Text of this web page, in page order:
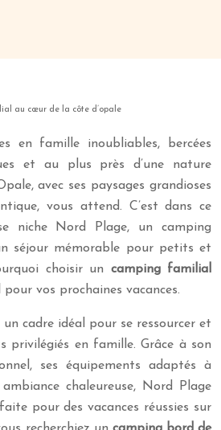
au cœur de la côte d’opale
en famille inoubliables, bercées
et au plus près d’une nature
avec ses paysages grandioses
vous attend. C’est dans ce
niche Nord Plage, un camping
séjour mémorable pour petits et
choisir un camping familial
vos prochaines vacances.
cadre idéal pour se ressourcer et
privilégiés en famille. Grâce à son
ses équipements adaptés à
chaleureuse, Nord Plage
pour des vacances réussies sur